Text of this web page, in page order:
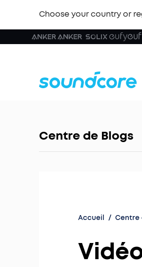
Choose your country or
Centre de Blogs
Accueil / Centre